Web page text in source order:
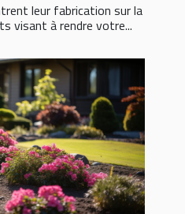
leur fabrication sur la
visant à rendre votre...